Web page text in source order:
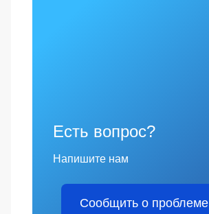
Есть вопрос?
Напишите нам
Сообщить о проблеме